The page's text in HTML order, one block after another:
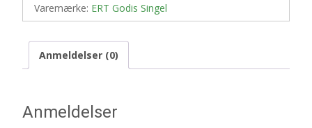
Varemærke: ERT Godis Singel
Anmeldelser (0)
Anmeldelser